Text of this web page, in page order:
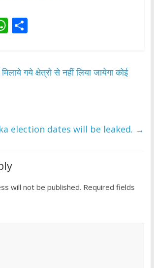
W
s
S
e
गये क्षेत्रो से नहीं लिया जायेगा कोई
election dates will be leaked. →
will not be published. Required fields